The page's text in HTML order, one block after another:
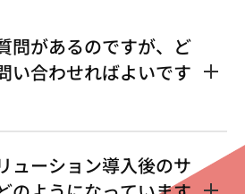
問があるのですが、ど
い合わせればよいです
ーム」を通じてご連絡
問い合わせの際は当該
ューション導入後のサ
SEARCH